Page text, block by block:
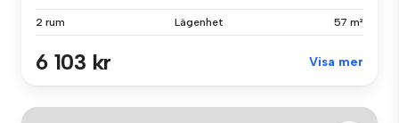
2 rum Lägenhet 57 m²
6 103 kr Visa mer